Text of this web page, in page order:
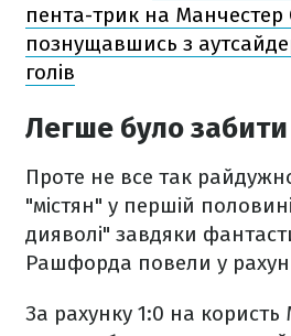
пента-трик на Манчестер
познущавшись з
голів
Легше було забити
Проте не все так
"містян" у першій
дияволі" завдяки
Рашфорда повели у
За рахунку 1:0 на